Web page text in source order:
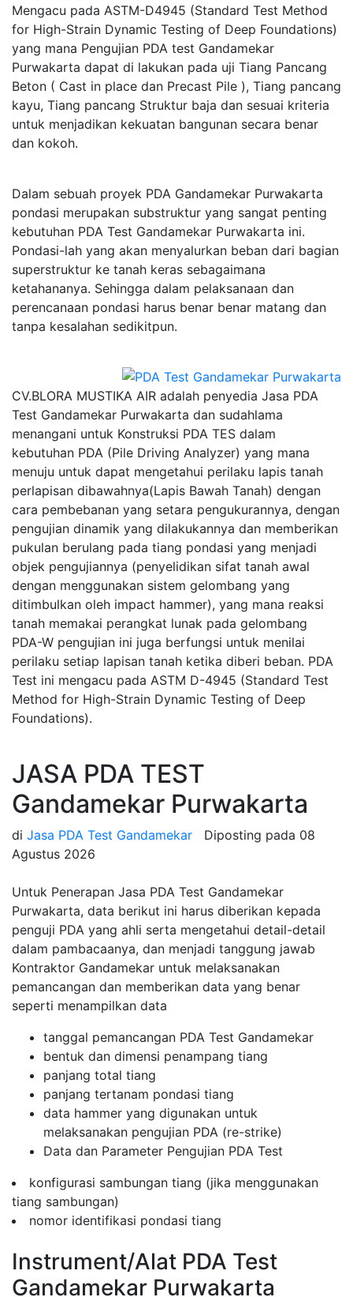
Mengacu pada ASTM-D4945 (Standard Test Method
for High-Strain Dynamic Testing of Deep Foundations)
yang mana Pengujian PDA test Gandamekar
Purwakarta dapat di lakukan pada uji Tiang Pancang
Beton ( Cast in place dan Precast Pile ), Tiang pancang
kayu, Tiang pancang Struktur baja dan sesuai kriteria
untuk menjadikan kekuatan bangunan secara benar
dan kokoh.
Dalam sebuah proyek PDA Gandamekar Purwakarta
pondasi merupakan substruktur yang sangat penting
kebutuhan PDA Test Gandamekar Purwakarta ini.
Pondasi-lah yang akan menyalurkan beban dari bagian
superstruktur ke tanah keras sebagaimana
ketahananya. Sehingga dalam pelaksanaan dan
perencanaan pondasi harus benar benar matang dan
tanpa kesalahan sedikitpun.
CV.BLORA MUSTIKA AIR adalah penyedia Jasa PDA
Test Gandamekar Purwakarta dan sudahlama
menangani untuk Konstruksi PDA TES dalam
kebutuhan PDA (Pile Driving Analyzer) yang mana
menuju untuk dapat mengetahui perilaku lapis tanah
perlapisan dibawahnya(Lapis Bawah Tanah) dengan
cara pembebanan yang setara pengukurannya, dengan
pengujian dinamik yang dilakukannya dan memberikan
pukulan berulang pada tiang pondasi yang menjadi
objek pengujiannya (penyelidikan sifat tanah awal
dengan menggunakan sistem gelombang yang
ditimbulkan oleh impact hammer), yang mana reaksi
tanah memakai perangkat lunak pada gelombang
PDA-W pengujian ini juga berfungsi untuk menilai
perilaku setiap lapisan tanah ketika diberi beban. PDA
Test ini mengacu pada ASTM D-4945 (Standard Test
Method for High-Strain Dynamic Testing of Deep
Foundations).
JASA PDA TEST
Gandamekar Purwakarta
di Jasa PDA Test Gandamekar Diposting pada 08
Agustus 2026
Untuk Penerapan Jasa PDA Test Gandamekar
Purwakarta, data berikut ini harus diberikan kepada
penguji PDA yang ahli serta mengetahui detail-detail
dalam pambacaanya, dan menjadi tanggung jawab
Kontraktor Gandamekar untuk melaksanakan
pemancangan dan memberikan data yang benar
seperti menampilkan data
tanggal pemancangan PDA Test Gandamekar
bentuk dan dimensi penampang tiang
panjang total tiang
panjang tertanam pondasi tiang
data hammer yang digunakan untuk
melaksanakan pengujian PDA (re-strike)
Data dan Parameter Pengujian PDA Test
konfigurasi sambungan tiang (jika menggunakan
tiang sambungan)
nomor identifikasi pondasi tiang
Instrument/Alat PDA Test
Gandamekar Purwakarta